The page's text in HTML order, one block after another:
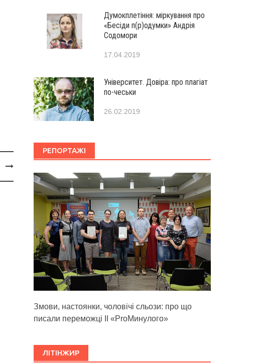
Думокплетіння: міркування про
«Бесіди п(р)одумки» Андрія
Содомори
17.04.2019
Університет. Довіра: про плагіат
по-чеськи
26.02.2019
РЕПОРТАЖІ
Змови, настоянки, чоловічі сльози: про що
писали переможці ІІ «ProМинулого»
ЛІТІНЖИР